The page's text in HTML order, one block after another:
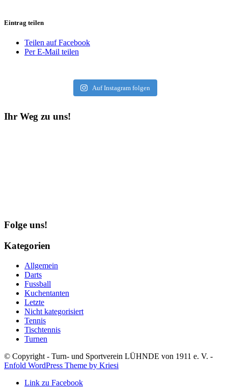
Eintrag teilen
Teilen auf Facebook
Per E-Mail teilen
Auf Instagram folgen
Ihr Weg zu uns!
Folge uns!
Kategorien
Allgemein
Darts
Fussball
Kuchentanten
Letzte
Nicht kategorisiert
Tennis
Tischtennis
Turnen
© Copyright - Turn- und Sportverein LÜHNDE von 1911 e. V. -
Enfold WordPress Theme by Kriesi
Link zu Facebook